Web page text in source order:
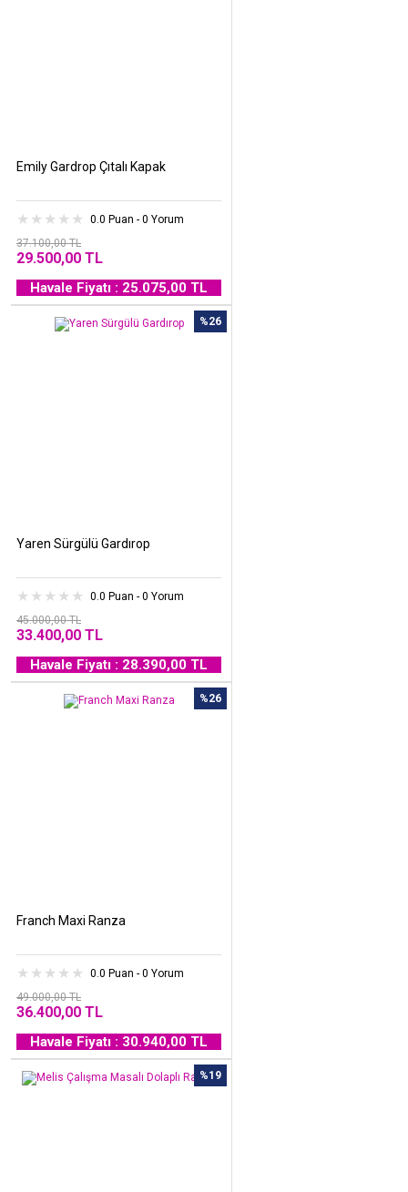
Emily Gardrop Çıtalı Kapak
0.0 Puan - 0 Yorum
37.100,00 TL
29.500,00 TL
Havale Fiyatı : 25.075,00 TL
%26
Yaren Sürgülü Gardırop
0.0 Puan - 0 Yorum
45.000,00 TL
33.400,00 TL
Havale Fiyatı : 28.390,00 TL
%26
Franch Maxi Ranza
0.0 Puan - 0 Yorum
49.000,00 TL
36.400,00 TL
Havale Fiyatı : 30.940,00 TL
%19